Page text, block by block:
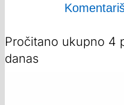
Pročitano ukupno 4
danas